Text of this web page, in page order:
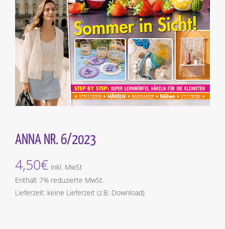
ANNA NR. 6/2023
4,50€ inkl. MwSt
Enthält 7% reduzierte MwSt.
Lieferzeit: keine Lieferzeit (z.B. Download)